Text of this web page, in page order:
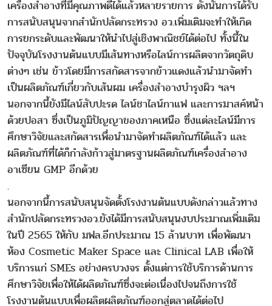
เครื่องสำอางที่มีคุณภาพดีได้แล้วหลายรายการ ดังนั้นการได้รับ
การสนับสนุนจากสำนักปลัดกระทรวง อว.เพิ่มเติมจะทำให้เกิด
การยกระดับและพัฒนาให้นำไปสู่เชิงพาณิชย์ได้ต่อไป ทั้งนี้ใน
ปัจจุบันโรงงานต้นแบบมีเส้นทางหรือไลน์การผลิตจากวัตถุดิบ
ต่างๆ เช่น ข้าวโดยมีการสกัดสารจากข้าวแดงแล้วนำมาจัดทำ
เป็นผลิตภัณฑ์เกี่ยวกับเส้นผม เครื่องสำอางบำรุงผิว ฯลฯ
นอกจากนี้ยังมีไลน์สับปะรด ไลน์ชาไลน์กาแฟ และการมาสค์หน้า
ด้วยปอสา ซึ่งเป็นภูมิปัญญาของภาคเหนือ ซึ่งแต่ละไลน์มีการ
ศึกษาวิจัยและสกัดสารเพื่อนำมาจัดทำผลิตภัณฑ์ได้แล้ว และ
ผลิตภัณฑ์ที่ได้ก็กำลังก้าวสู่มาตรฐานผลิตภัณฑ์เครื่องสำอาง
อาเซียน GMP อีกด้วย
.
นอกจากนี้การสนับสนุนจัดตั้งโรงงานต้นแบบดังกล่าวแล้วทาง
สำนักปลัดกระทรวงอว.ยังได้มีการสนับสนุนงบประมาณเพิ่มเติม
ในปี 2565 ให้กับ มฟล.อีกประมาณ 15 ล้านบาท เพื่อพัฒนา
ห้อง Cosmetic Maker Space และ Clinical LAB เพื่อให้
บริการแก่ SMEs อย่างครบวงจร ตั้งแต่การใช้บริการด้านการ
ศึกษาวิจัยเพื่อให้ได้ผลิตภัณฑ์ซึ่งจะต่อเนื่องไปจนถึงการใช้
โรงงานต้นแบบเพื่อผลิตผลิตภัณฑ์ออกสู่ตลาดได้ต่อไป